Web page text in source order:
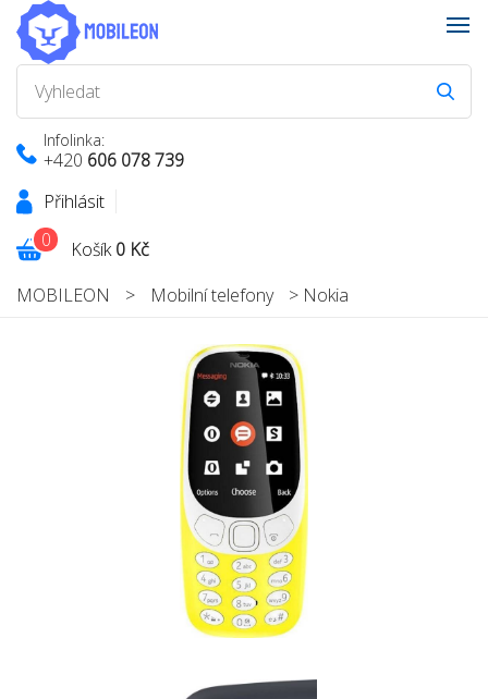
Infolinka:
+420 606 078 739
Přihlásit
Košík0 Kč
0
MOBILEON > Mobilní telefony > Nokia